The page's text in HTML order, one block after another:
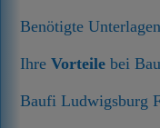
Benötigte
IhreVorteile bei
Baufi Ludwigsburg